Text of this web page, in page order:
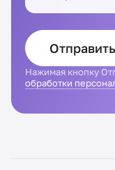
Отправить
Нажимая кнопку
обработки